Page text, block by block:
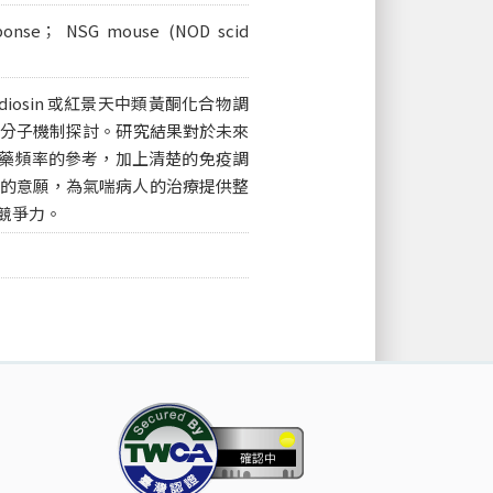
； NSG mouse (NOD scid
或紅景天中類黃酮化合物調
子機制探討。研究結果對於未來
頻率的參考，加上清楚的免疫調
意願，為氣喘病人的治療提供整
爭力。